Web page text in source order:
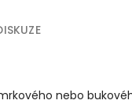
nebo